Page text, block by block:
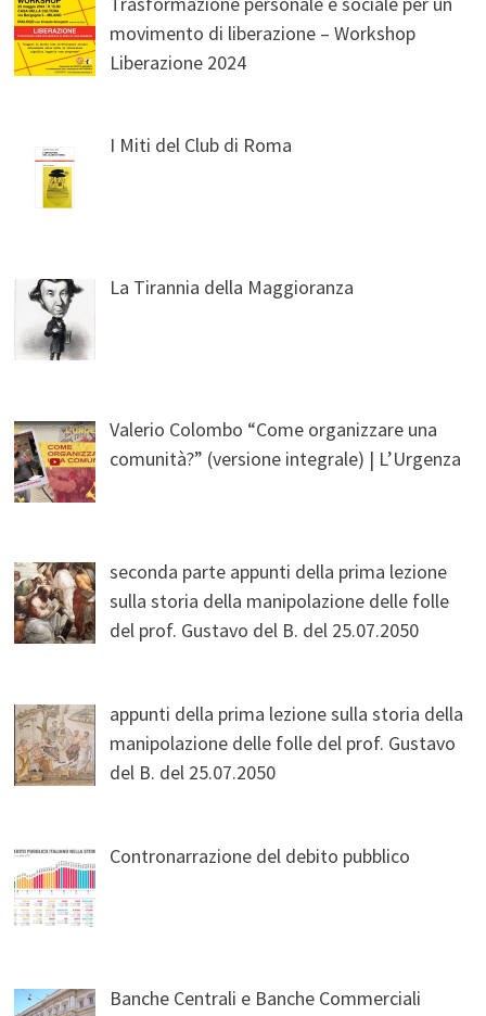
movimento di liberazione – Workshop
Liberazione 2024
I Miti del Club di Roma
La Tirannia della Maggioranza
Valerio Colombo “Come organizzare una
comunità?” (versione integrale) | L’Urgenza
seconda parte appunti della prima lezione
sulla storia della manipolazione delle folle
del prof. Gustavo del B. del 25.07.2050
appunti della prima lezione sulla storia della
manipolazione delle folle del prof. Gustavo
del B. del 25.07.2050
Contronarrazione del debito pubblico
Banche Centrali e Banche Commerciali